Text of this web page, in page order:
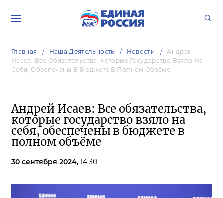
Главная Наша Деятельность Новости
Андрей
Исаев: Все Обязательства, Которые Государство Взяло На
Себя, Обеспечены В Бюджете В Полном Объёме
Андрей Исаев: Все обязательства,
которые государство взяло на
себя, обеспечены в бюджете в
полном объёме
30 сентября 2024, 14:30